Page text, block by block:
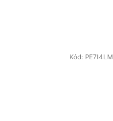
Kód: PE7I4LM